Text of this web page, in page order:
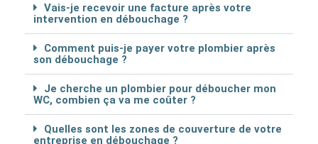
Vais-je recevoir une facture après votre
intervention en débouchage ?
Comment puis-je payer votre plombier après
son débouchage ?
Je cherche un plombier pour déboucher mon
WC, combien ça va me coûter ?
Quelles sont les zones de couverture de votre
entreprise en débouchage ?